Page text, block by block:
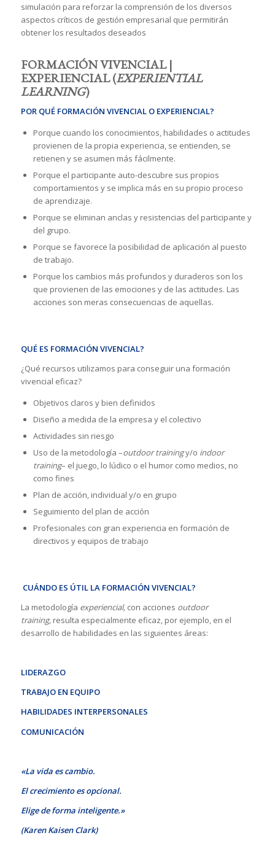
simulación para reforzar la comprensión de los diversos
aspectos críticos de gestión empresarial que permitirán
obtener los resultados deseados
FORMACIÓN VIVENCIAL |
EXPERIENCIAL (EXPERIENTIAL
LEARNING)
POR QUÉ FORMACIÓN VIVENCIAL O EXPERIENCIAL?
Porque cuando los conocimientos, habilidades o actitudes
provienen de la propia experiencia, se entienden, se
retienen y se asumen más fácilmente.
Porque el participante auto-descubre sus propios
comportamientos y se implica más en su propio proceso
de aprendizaje.
Porque se eliminan anclas y resistencias del participante y
del grupo.
Porque se favorece la posibilidad de aplicación al puesto
de trabajo.
Porque los cambios más profundos y duraderos son los
que provienen de las emociones y de las actitudes. Las
acciones son meras consecuencias de aquellas.
QUÉ ES FORMACIÓN VIVENCIAL?
¿Qué recursos utilizamos para conseguir una formación
vivencial eficaz?
Objetivos claros y bien definidos
Diseño a medida de la empresa y el colectivo
Actividades sin riesgo
Uso de la metodología –outdoor trainingy/o indoor
training– el juego, lo lúdico o el humor como medios, no
como fines
Plan de acción, individual y/o en grupo
Seguimiento del plan de acción
Profesionales con gran experiencia en formación de
directivos y equipos de trabajo
CUÁNDO ES ÚTIL LA FORMACIÓN VIVENCIAL?
La metodología experiencial,con acciones outdoor
training, resulta especialmente eficaz, por ejemplo, en el
desarrollo de habilidades en las siguientes áreas:
LIDERAZGO
TRABAJO EN EQUIPO
HABILIDADES INTERPERSONALES
COMUNICACIÓN
«La vida es cambio.
El crecimiento es opcional.
Elige de forma inteligente.»
(Karen Kaisen Clark)